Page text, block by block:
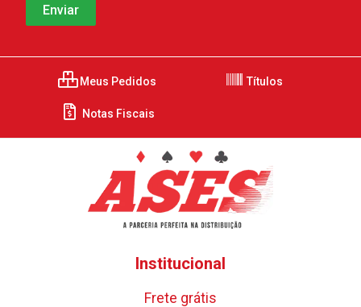
Meus Pedidos Títulos
Notas Fiscais
Institucional
Frete grátis